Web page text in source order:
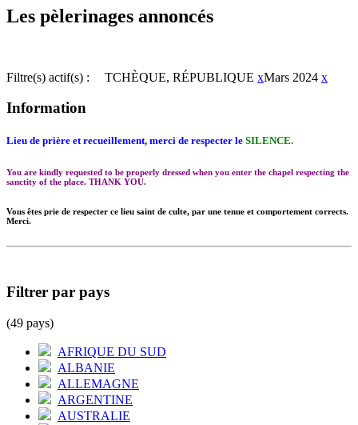
Les pèlerinages annoncés
Filtre(s) actif(s) : TCHÈQUE, RÉPUBLIQUE xMars 2024 x
Information
Lieu de prière et recueillement, merci de respecter le SILENCE.
You are kindly requested to be properly dressed when you enter the chapel respecting the
sanctity of the place. THANK YOU.
Vous êtes prie de respecter ce lieu saint de culte, par une tenue et comportement corrects.
Merci.
Filtrer par pays
(49 pays)
AFRIQUE DU SUD
ALBANIE
ALLEMAGNE
ARGENTINE
AUSTRALIE